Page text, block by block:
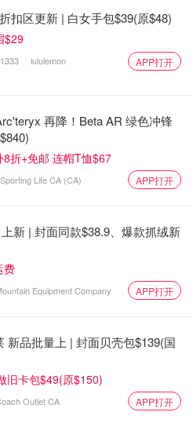
Markham, ON
p.m.
扣区更新 | 白女手包$39(原$48)
$29
1333 lululemon APP打开
再降！Beta AR 绿色冲锋
8折+免邮 连帽T恤$67
Sporting Life CA (CA) APP打开
新 | 封面同款$38.9、爆款抓绒新
费
Equipment Company APP打开
新品批量上 | 封面贝壳包$139(国
旧卡包$49(原$150)
Outlet CA APP打开